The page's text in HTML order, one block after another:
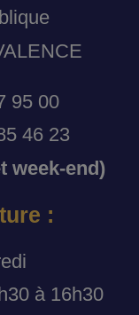
95 00
46 23
week-end)
:
à 16h30